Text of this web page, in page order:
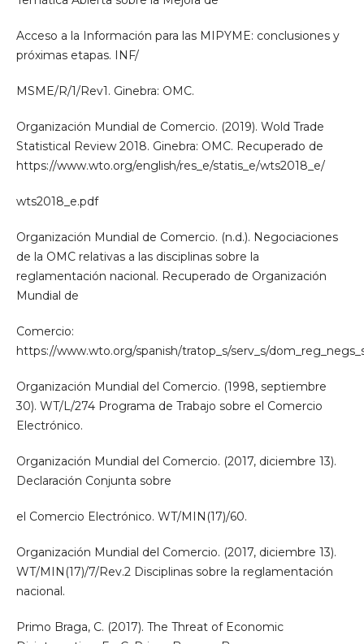
Acceso a la Información para las MIPYME: conclusiones y
próximas etapas. INF/
MSME/R/1/Rev1. Ginebra: OMC.
Organización Mundial de Comercio. (2019). Wold Trade
Statistical Review 2018. Ginebra: OMC. Recuperado de
https://www.wto.org/english/res_e/statis_e/wts2018_e/
wts2018_e.pdf
Organización Mundial de Comercio. (n.d.). Negociaciones
de la OMC relativas a las disciplinas sobre la
reglamentación nacional. Recuperado de Organización
Mundial de
Comercio:
https://www.wto.org/spanish/tratop_s/serv_s/
Organización Mundial del Comercio. (1998, septiembre
30). WT/L/274 Programa de Trabajo sobre el Comercio
Electrónico.
Organización Mundial del Comercio. (2017, diciembre 13).
Declaración Conjunta sobre
el Comercio Electrónico. WT/MIN(17)/60.
Organización Mundial del Comercio. (2017, diciembre 13).
WT/MIN(17)/7/Rev.2 Disciplinas sobre la reglamentación
nacional.
Primo Braga, C. (2017). The Threat of Economic